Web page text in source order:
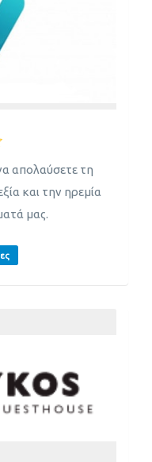
απολαύσετε τη
και την ηρεμία
μας.